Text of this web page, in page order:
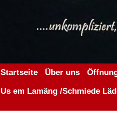
Startseite Über uns
Us em Lamäng /Schmiede